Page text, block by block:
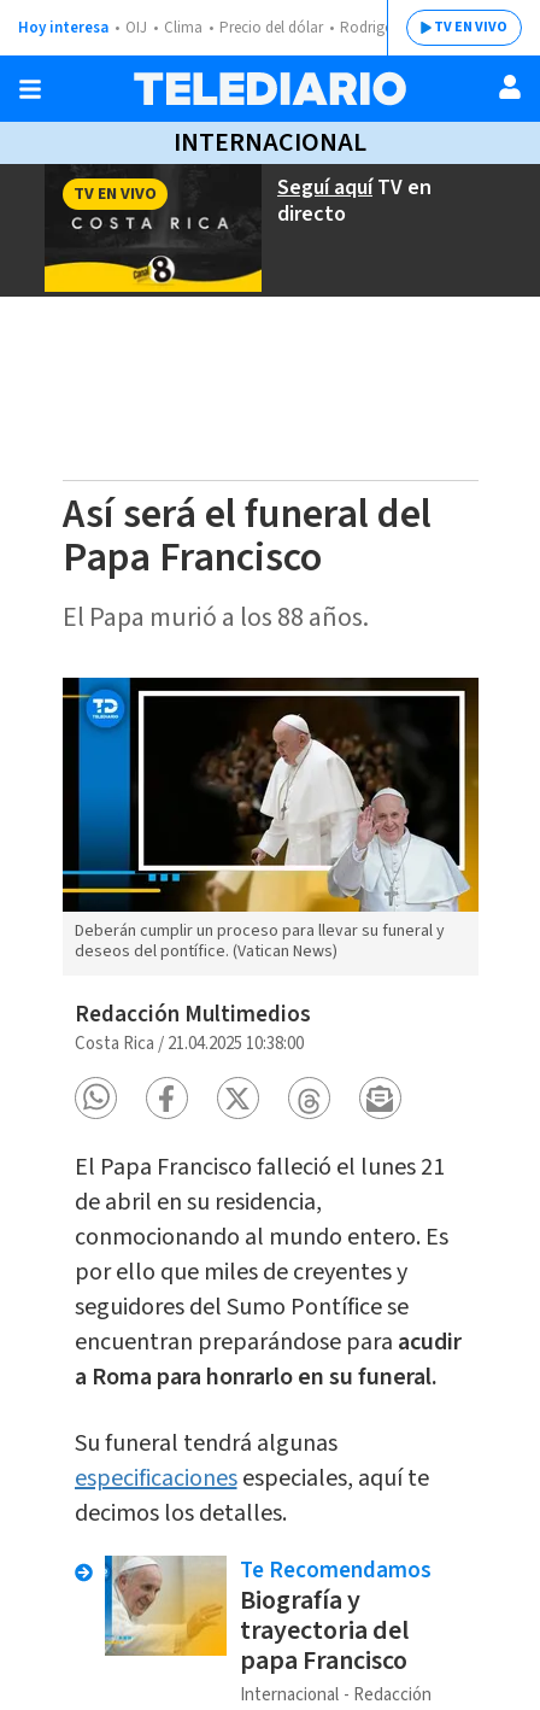
Hoy interesa OIJ Clima Precio del dólar Rodrigo ChavesTV EN VIVO
INTERNACIONAL
Seguí aquíTV en
directo
TV EN VIVO
Así será el funeral del
Papa Francisco
El Papa murió a los 88 años.
Deberán cumplir un proceso para llevar su funeral y
deseos del pontífice. (Vatican News)
Redacción Multimedios
Costa Rica /21.04.2025 10:38:00
El Papa Francisco falleció el lunes 21
de abril en su residencia,
conmocionando al mundo entero. Es
por ello que miles de creyentes y
seguidores del Sumo Pontífice se
encuentran preparándose para acudir
a Roma para honrarlo en su funeral.
Su funeral tendrá algunas
especificacionesespeciales, aquí te
decimos los detalles.
Te Recomendamos
Biografía y
trayectoria del
papa Francisco
Internacional
Redacción